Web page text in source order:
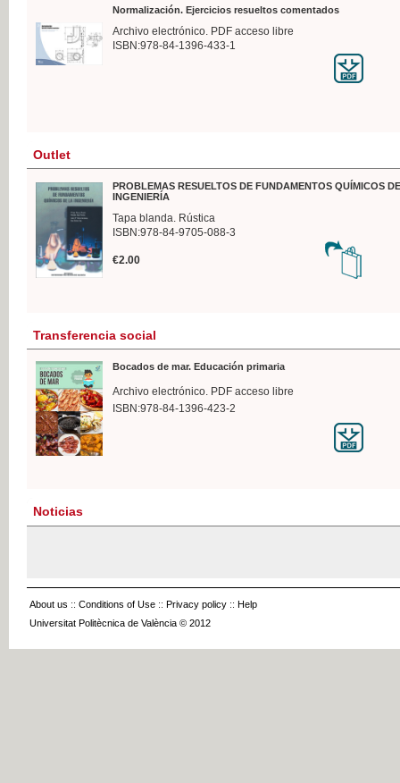
Normalización. Ejercicios resueltos comentados
Archivo electrónico. PDF acceso libre
ISBN:978-84-1396-433-1
Outlet
PROBLEMAS RESUELTOS DE FUNDAMENTOS QUÍMICOS
INGENIERÍA
Tapa blanda. Rústica
ISBN:978-84-9705-088-3
€2.00
Transferencia social
Bocados de mar. Educación primaria
Archivo electrónico. PDF acceso libre
ISBN:978-84-1396-423-2
Noticias
About us :: Conditions of Use :: Privacy policy :: Help
Universitat Politècnica de València © 2012